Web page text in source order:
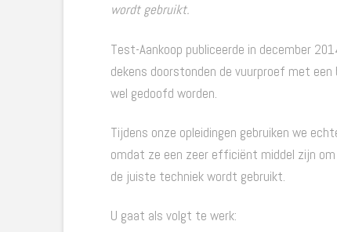
wordt gebruikt.
Test-Aankoop publiceerde in december
dekens doorstonden de vuurproef met
wel gedoofd worden.
Tijdens onze opleidingen gebruiken we
omdat ze een zeer efficiënt middel zijn
de juiste techniek wordt gebruikt.
U gaat als volgt te werk: